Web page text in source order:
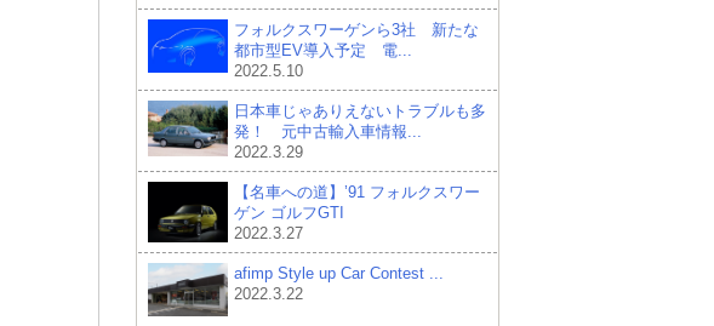
フォルクスワーゲンら3社 新たな
都市型EV導入予定 電...
2022.5.10
日本車じゃありえないトラブルも多
発！ 元中古輸入車情報...
2022.3.29
【名車への道】’91 フォルクスワー
ゲン ゴルフGTI
2022.3.27
afimp Style up Car Contest ...
2022.3.22